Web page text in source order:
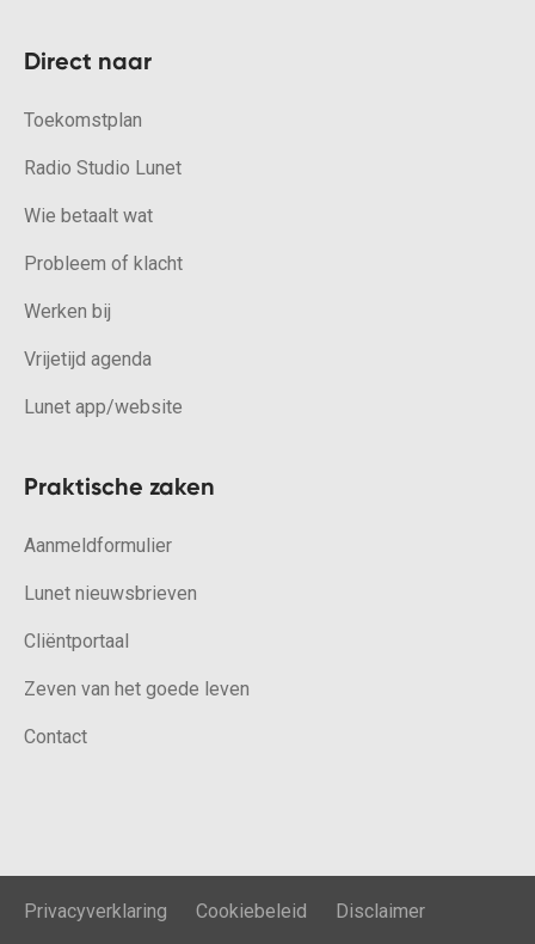
Direct naar
Toekomstplan
Radio Studio Lunet
Wie betaalt wat
Probleem of klacht
Werken bij
Vrijetijd agenda
Lunet app/website
Praktische zaken
Aanmeldformulier
Lunet nieuwsbrieven
Cliëntportaal
Zeven van het goede leven
Contact
Privacyverklaring Cookiebeleid Disclaimer